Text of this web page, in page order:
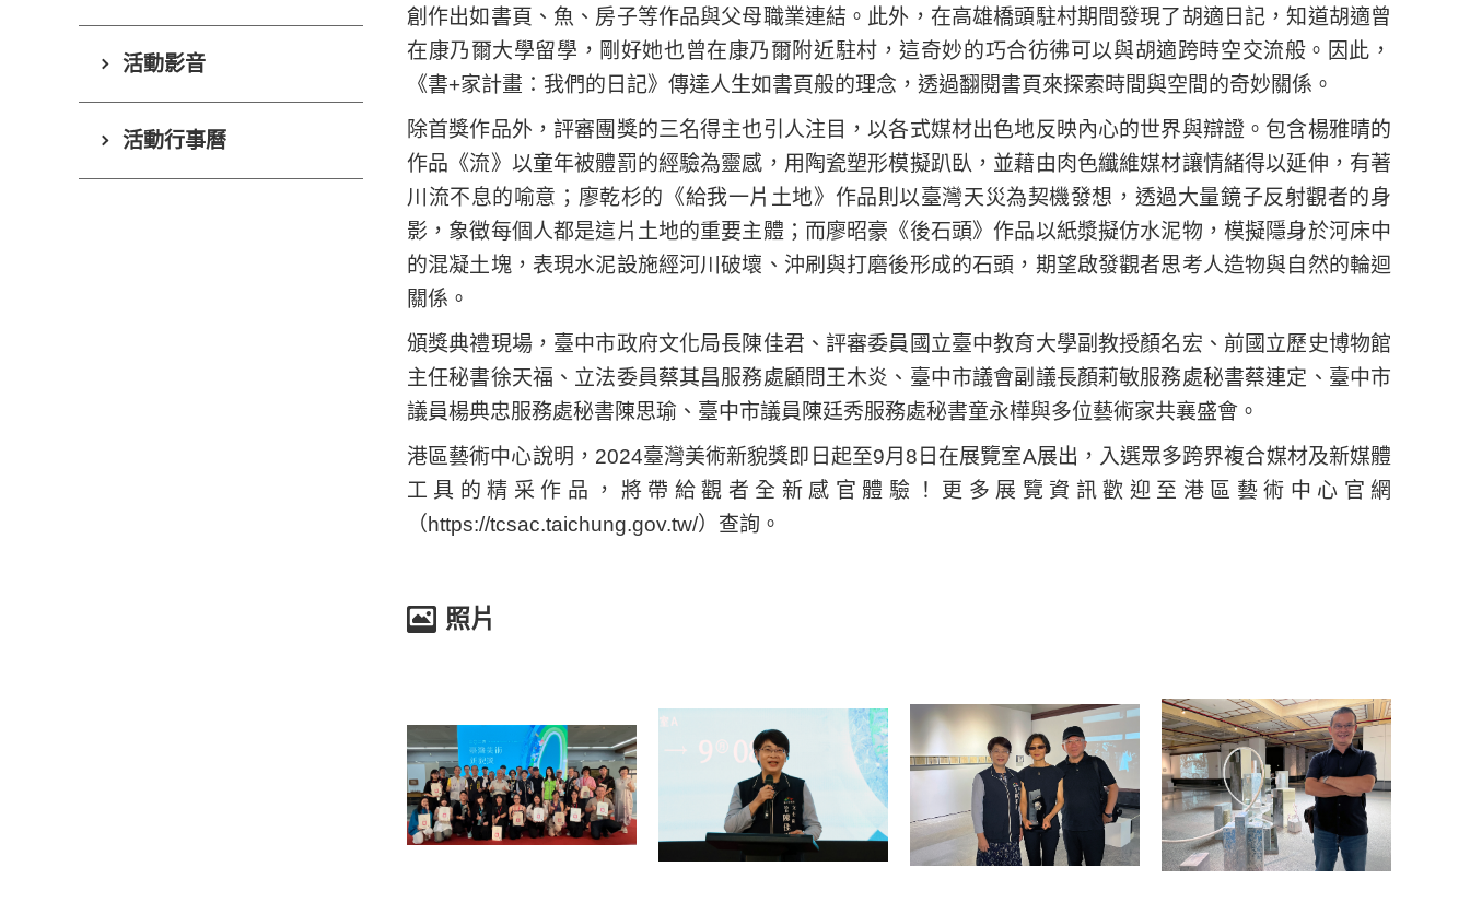
活動影音
活動行事曆
創作出如書頁、魚、房子等作品與父母職業連結。此外，在高雄橋頭駐村期間發現了胡適日記，知道胡適曾
在康乃爾大學留學，剛好她也曾在康乃爾附近駐村，這奇妙的巧合彷彿可以與胡適跨時空交流般。因此，
《書+家計畫：我們的日記》傳達人生如書頁般的理念，透過翻閱書頁來探索時間與空間的奇妙關係。
除首獎作品外，評審團獎的三名得主也引人注目，以各式媒材出色地反映內心的世界與辯證。包含楊雅晴的
作品《流》以童年被體罰的經驗為靈感，用陶瓷塑形模擬趴臥，並藉由肉色纖維媒材讓情緒得以延伸，有著
川流不息的喻意；廖乾杉的《給我一片土地》作品則以臺灣天災為契機發想，透過大量鏡子反射觀者的身
影，象徵每個人都是這片土地的重要主體；而廖昭豪《後石頭》作品以紙漿擬仿水泥物，模擬隱身於河床中
的混凝土塊，表現水泥設施經河川破壞、沖刷與打磨後形成的石頭，期望啟發觀者思考人造物與自然的輪迴
關係。
頒獎典禮現場，臺中市政府文化局長陳佳君、評審委員國立臺中教育大學副教授顏名宏、前國立歷史博物館
主任秘書徐天福、立法委員蔡其昌服務處顧問王木炎、臺中市議會副議長顏莉敏服務處秘書蔡連定、臺中市
議員楊典忠服務處秘書陳思瑜、臺中市議員陳廷秀服務處秘書童永樺與多位藝術家共襄盛會。
港區藝術中心說明，2024臺灣美術新貌獎即日起至9月8日在展覽室A展出，入選眾多跨界複合媒材及新媒體
工具的精采作品，將帶給觀者全新感官體驗！更多展覽資訊歡迎至港區藝術中心官網
（https://tcsac.taichung.gov.tw/）查詢。
照片